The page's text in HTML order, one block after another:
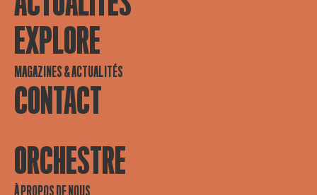
EXPLORE
MAGAZINES & ACTUALITÉS
CONTACT
ORCHESTRE
À PROPOS DE NOUS